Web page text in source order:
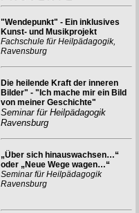
"Wendepunkt" - Ein inklusives
Kunst- und Musikprojekt
Fachschule für Heilpädagogik,
Ravensburg
Die heilende Kraft der inneren
Bilder" - "Ich mache mir ein Bild
von meiner Geschichte"
Seminar für Heilpädagogik
Ravensburg
„Über sich hinauswachsen…“
oder „Neue Wege wagen…“
Seminar für Heilpädagogik
Ravensburg